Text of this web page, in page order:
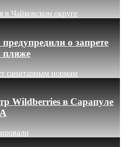
в Чайковском округе
о запрете
пляже
санитарным нормам
Wildberries в Сарапуле